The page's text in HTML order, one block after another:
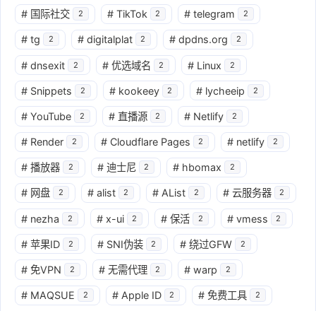
# 国际社交 2 # TikTok 2 # telegram 2
# tg 2 # digitalplat 2 # dpdns.org 2
# dnsexit 2 # 优选域名 2 # Linux 2
# Snippets 2 # kookeey 2 # lycheeip 2
# YouTube 2 # 直播源 2 # Netlify 2
# Render 2 # Cloudflare Pages 2 # netlify 2
# 播放器 2 # 迪士尼 2 # hbomax 2
# 网盘 2 # alist 2 # AList 2 # 云服务器 2
# nezha 2 # x-ui 2 # 保活 2 # vmess 2
# 苹果ID 2 # SNI伪装 2 # 绕过GFW 2
# 免VPN 2 # 无需代理 2 # warp 2
# MAQSUE 2 # Apple ID 2 # 免费工具 2